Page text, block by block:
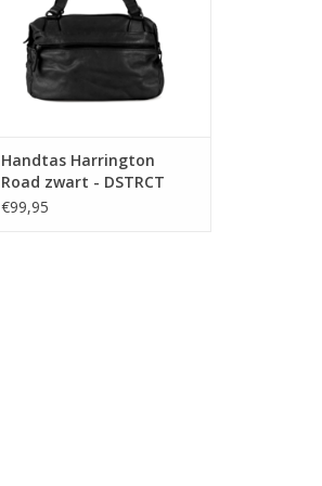
lange, verstelbare schouderband
meegeleverd waarmee je deze
tas op de door jou gewenste
lengte over de schouder ku
Handtas Harrington
Road zwart - DSTRCT
€99,95